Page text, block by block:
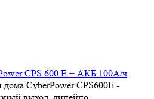
CPS 600 E + АКБ 100А/ч
CyberPower CPS600E -